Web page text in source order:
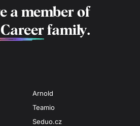
a member of
family.
Arnold
Teamio
Seduo.cz